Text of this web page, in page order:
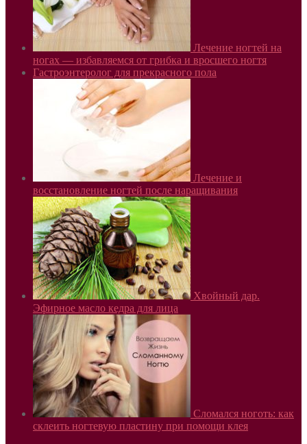
Лечение ногтей на
ногах — избавляемся от грибка и вросшего ногтя
Гастроэнтеролог для прекрасного пола
Лечение и
восстановление ногтей после наращивания
Хвойный дар.
Эфирное масло кедра для лица
Сломался ноготь: как
склеить ногтевую пластину при помощи клея